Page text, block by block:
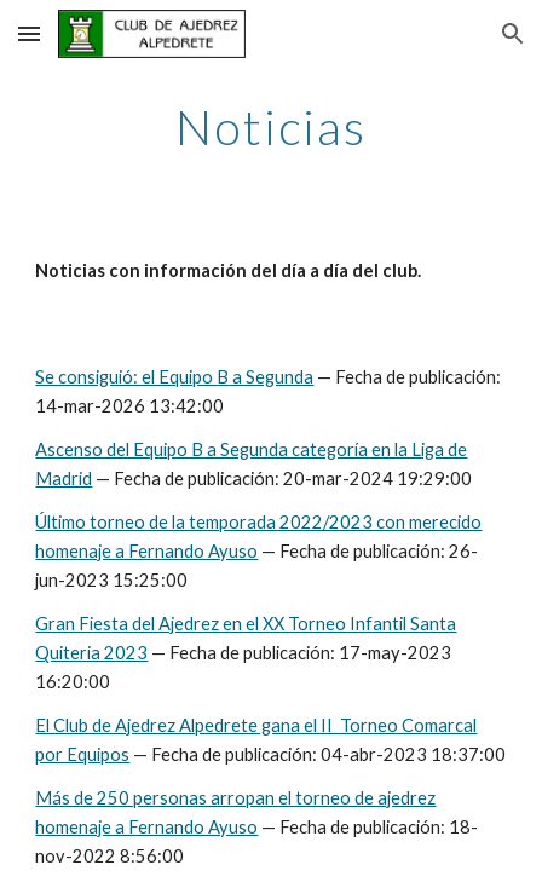
Skip to main content Skip to navigation
Noticias
Noticias con información del día a día del club.
Se consiguió: el Equipo B a Segunda — Fecha de publicación:
14-mar-2026 13:42:00
Ascenso del Equipo B a Segunda categoría en la Liga de
Madrid — Fecha de publicación: 20-mar-2024 19:29:00
Último torneo de la temporada 2022/2023 con merecido
homenaje a Fernando Ayuso — Fecha de publicación: 26-
jun-2023 15:25:00
Gran Fiesta del Ajedrez en el XX Torneo Infantil Santa
Quiteria 2023 — Fecha de publicación: 17-may-2023
16:20:00
El Club de Ajedrez Alpedrete gana el II Torneo Comarcal
por Equipos — Fecha de publicación: 04-abr-2023 18:37:00
Más de 250 personas arropan el torneo de ajedrez
homenaje a Fernando Ayuso — Fecha de publicación: 18-
nov-2022 8:56:00